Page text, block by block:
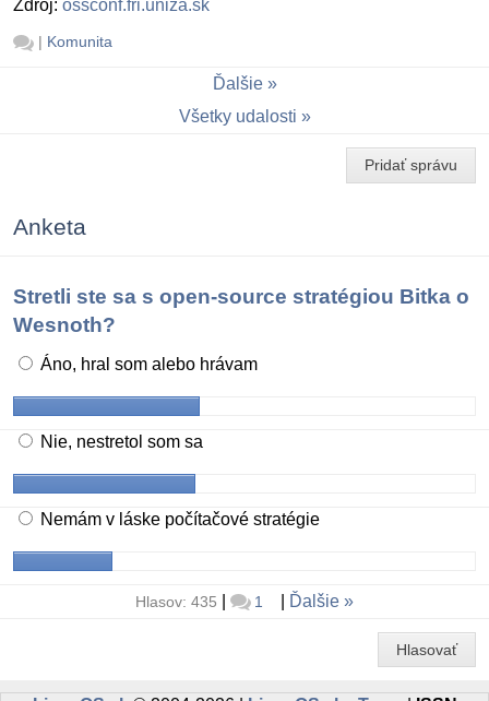
Zdroj: ossconf.fri.uniza.sk
| Komunita
Ďalšie
Všetky udalosti
Pridať správu
Anketa
Stretli ste sa s open-source stratégiou Bitka o
Wesnoth?
Áno, hral som alebo hrávam
Nie, nestretol som sa
Nemám v láske počítačové stratégie
Hlasov: 435 1 Ďalšie
Hlasovať